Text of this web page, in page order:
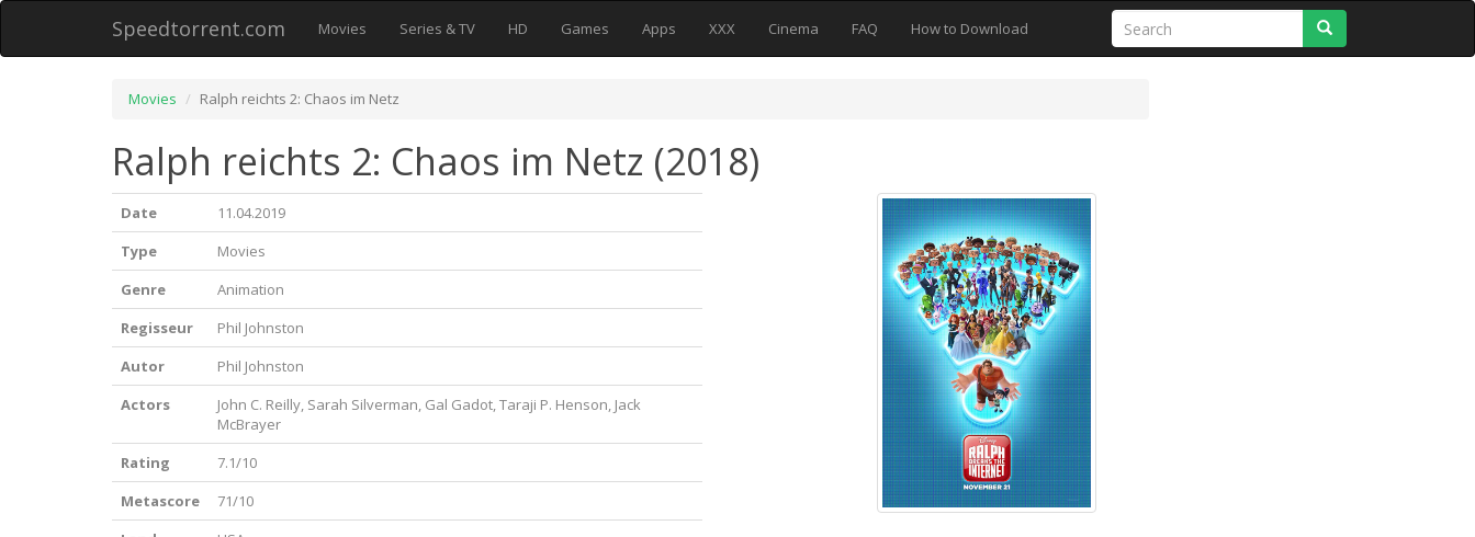
Speedtorrent.com Movies Series & TV HD Games Apps XXX Cinema FAQ How to Download
Movies Ralph reichts 2: Chaos im Netz
Ralph reichts 2: Chaos im Netz (2018)
Date
11.04.2019
Type
Movies
Genre
Animation
Regisseur
Phil Johnston
Autor
Phil Johnston
Actors
John C. Reilly, Sarah Silverman, Gal Gadot, Taraji P. Henson, Jack
McBrayer
Rating
7.1/10
Metascore
71/10